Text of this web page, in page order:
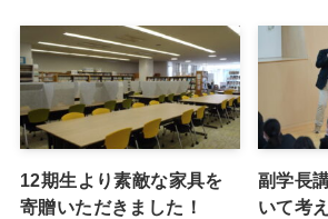
12期生より素敵な家具を
寄贈いただきました！
副学長
いて考